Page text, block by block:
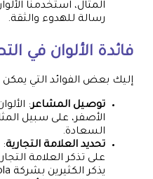
المثال، استخدمنا
رسالة للهدوء والثقة.
فائدة الألوان في
إليك بعض الفوائد التي يمكن
توصيل المشاعر:
الأصفر، على سبيل
السعادة.
تحديد العلامة التجارية:
على تذكر العلامة
يذكر الكثيرين بشركة Coca-Cola، على سبيل المثال.